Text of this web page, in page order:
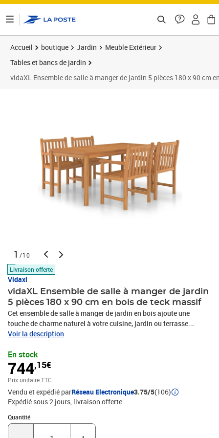
Accueil boutique Jardin
Meuble Extérieur
Tables et bancs de jardin
vidaXL Ensemble de salle à manger de jardin 5 pièces 180 x 90 cm
1 /10
Livraison offerte
Vidaxl
vidaXL Ensemble de salle à manger de jardin
5 pièces 180 x 90 cm en bois de teck massif
Cet ensemble de salle à manger de jardin en bois ajoute une
touche de charme naturel à votre cuisine, jardin ou terrasse.
Fabriquée en bois dur de teck extrêmement durable, cette pièce de
poncée pour lui donner un aspect très lisse. Le bois de teck est
connu pour sa résistance exceptionnelle aux intempéries, ce qui le
rend bien plus adapté aux meubles de jardin que tout autre type de
bois. Le bois de teck est le choix idéal si vous souhaitez acheter
une pièce de meubles de jardin durable. Une belle finition à base
d'eau est appliquée pour donner au bois une couleur chaude. Grâce
au dessus de table extra épais et aux grands pieds, cette table en
bois solide est très durable et peut accueillir confortablement vos
Voir la description
En stock
744,15€
Prix unitaire TTC
Vendu et expédié parRéseau Electronique3.75/5(106)
Expédié sous 2 jours livraison offerte
Quantité
Quantité : 1